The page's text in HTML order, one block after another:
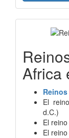
Africa
El
d.C.)
El
El